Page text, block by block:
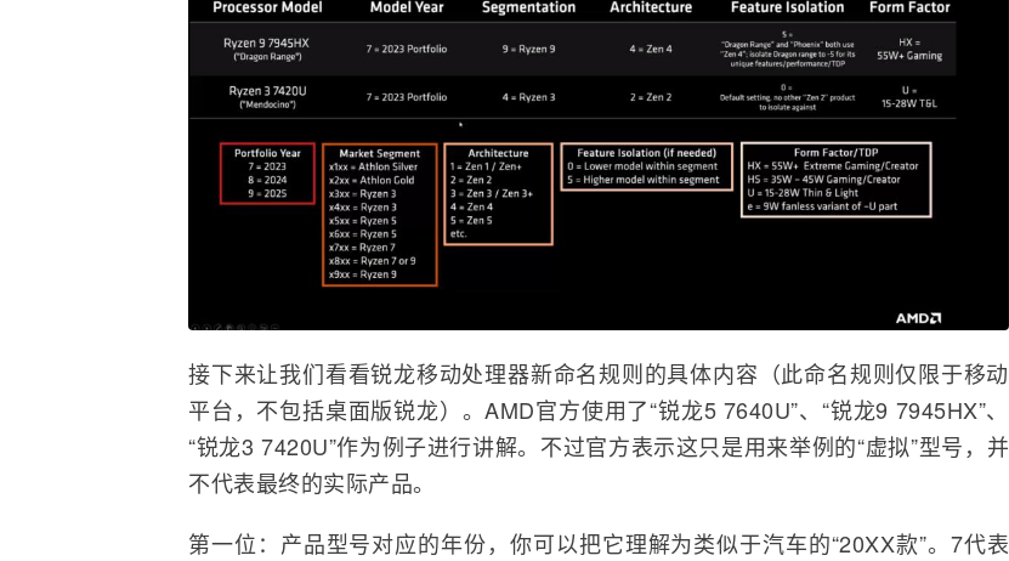
接下来让我们看看锐龙移动处理器新命名规则的具体内容（此命名规则仅限于移动
平台，不包括桌面版锐龙）。AMD官方使用了“锐龙5 7640U”、“锐龙9 7945HX”、
“锐龙3 7420U”作为例子进行讲解。不过官方表示这只是用来举例的“虚拟”型号，并
不代表最终的实际产品。
第一位：产品型号对应的年份，你可以把它理解为类似于汽车的“20XX款”。7代表